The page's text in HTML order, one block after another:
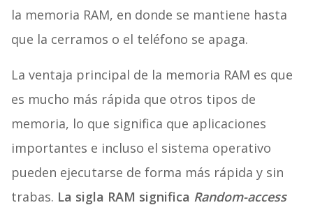
la memoria RAM, en donde se mantiene hasta
que la cerramos o el teléfono se apaga.
La ventaja principal de la memoria RAM es que
es mucho más rápida que otros tipos de
memoria, lo que significa que aplicaciones
importantes e incluso el sistema operativo
pueden ejecutarse de forma más rápida y sin
trabas. La sigla RAM significa Random-access